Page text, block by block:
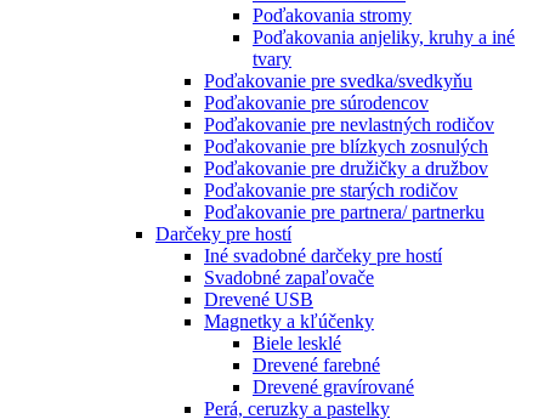
Poďakovania stromy
Poďakovania anjeliky, kruhy a iné
tvary
Poďakovanie pre svedka/svedkyňu
Poďakovanie pre súrodencov
Poďakovanie pre nevlastných rodičov
Poďakovanie pre blízkych zosnulých
Poďakovanie pre družičky a družbov
Poďakovanie pre starých rodičov
Poďakovanie pre partnera/ partnerku
Darčeky pre hostí
Iné svadobné darčeky pre hostí
Svadobné zapaľovače
Drevené USB
Magnetky a kľúčenky
Biele lesklé
Drevené farebné
Drevené gravírované
Perá, ceruzky a pastelky